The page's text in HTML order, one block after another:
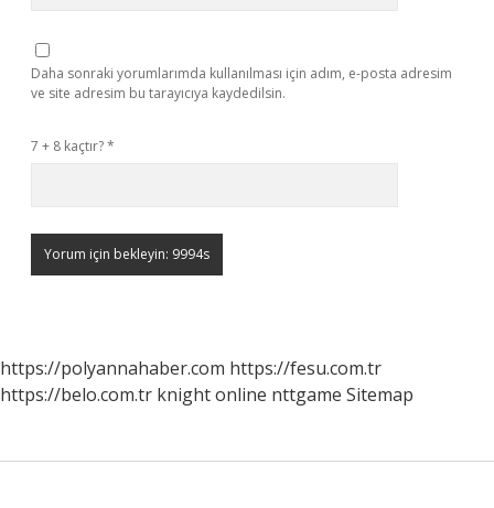
Daha sonraki yorumlarımda kullanılması için adım, e-posta adresim
ve site adresim bu tarayıcıya kaydedilsin.
7 + 8 kaçtır?*
https://polyannahaber.com https://fesu.com.tr
https://belo.com.tr knight online nttgame Sitemap